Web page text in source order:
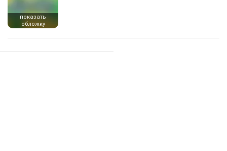
показать
обложку